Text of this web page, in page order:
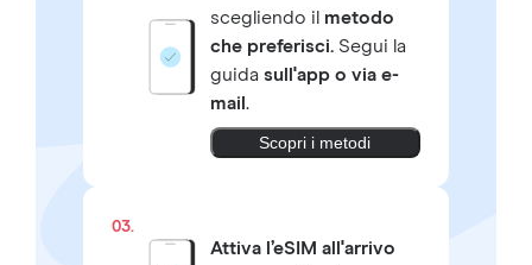
scegliendo il metodo
che preferisci.Segui la
guida sull'app o via e-
mail .
Scopri i metodi
03.
Attiva l’eSIM all'arrivo